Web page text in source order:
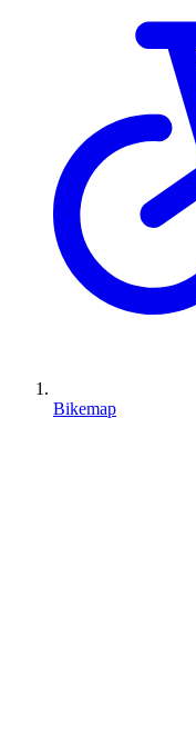
Bikemap